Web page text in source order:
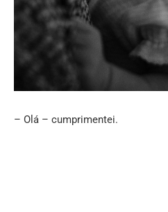
– Olá – cumprimentei.